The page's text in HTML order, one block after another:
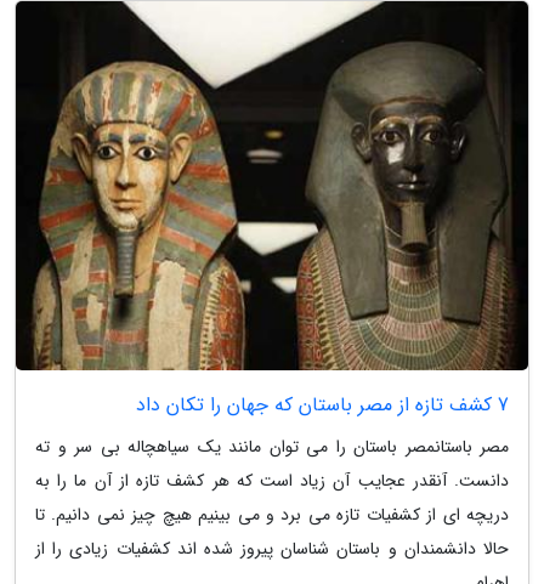
7 کشف تازه از مصر باستان که جهان را تکان داد
مصر باستانمصر باستان را می توان مانند یک سیاهچاله بی سر و ته
دانست. آنقدر عجایب آن زیاد است که هر کشف تازه از آن ما را به
دریچه ای از کشفیات تازه می برد و می بینیم هیچ چیز نمی دانیم. تا
حالا دانشمندان و باستان شناسان پیروز شده اند کشفیات زیادی را از